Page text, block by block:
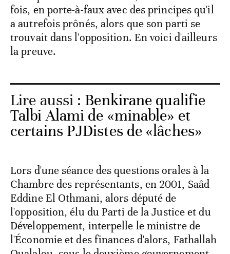
fois, en porte-à-faux avec des principes qu'il
a autrefois prônés, alors que son parti se
trouvait dans l'opposition. En voici d'ailleurs
la preuve.
Lire aussi : Benkirane qualifie
Talbi Alami de «minable» et
certains PJDistes de «lâches»
Lors d'une séance des questions orales à la
Chambre des représentants, en 2001, Saâd
Eddine El Othmani, alors député de
l'opposition, élu du Parti de la Justice et du
Développement, interpelle le ministre de
l'Économie et des finances d'alors, Fathallah